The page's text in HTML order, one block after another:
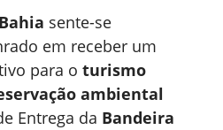
sente-se
em receber um
para o turismo
ambiental
Entrega da Bandeira